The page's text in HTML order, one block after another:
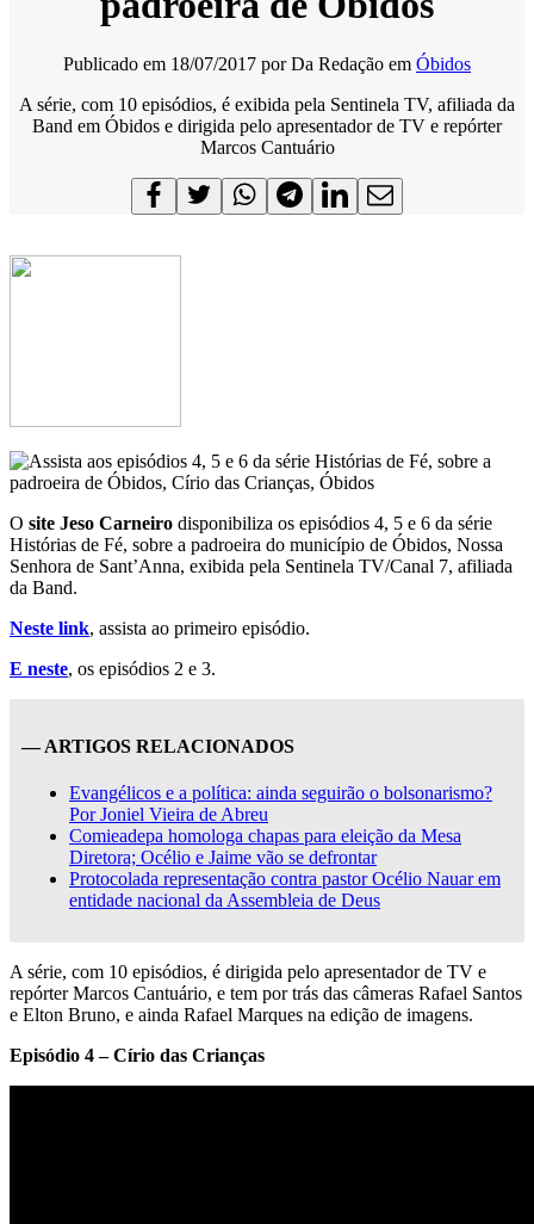
Publicado em 18/07/2017 porDa Redação em Óbidos
A série, com 10 episódios, é exibida pela Sentinela TV, afiliada da
Band em Óbidos e dirigida pelo apresentador de TV e repórter
Marcos Cantuário
O site Jeso Carneiro disponibiliza os episódios 4, 5 e 6 da série
Histórias de Fé, sobre a padroeira do município de Óbidos, Nossa
Senhora de Sant’Anna, exibida pela Sentinela TV/Canal 7, afiliada
da Band.
Neste link, assista ao primeiro episódio.
E neste, os episódios 2 e 3.
— ARTIGOS RELACIONADOS
Evangélicos e a política: ainda seguirão o bolsonarismo?
Por Joniel Vieira de Abreu
Comieadepa homologa chapas para eleição da Mesa
Diretora; Océlio e Jaime vão se defrontar
Protocolada representação contra pastor Océlio Nauar em
entidade nacional da Assembleia de Deus
A série, com 10 episódios, é dirigida pelo apresentador de TV e
repórter Marcos Cantuário, e tem por trás das câmeras Rafael Santos
e Elton Bruno, e ainda Rafael Marques na edição de imagens.
Episódio 4 – Círio das Crianças